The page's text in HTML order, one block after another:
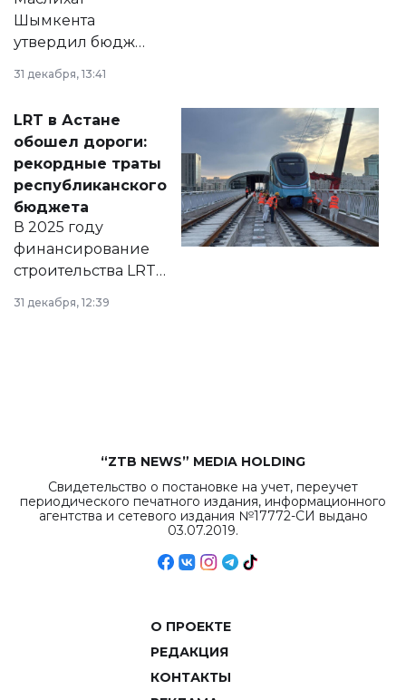
Шымкента
утвердил бюджет
города на 2026–
2028 годы.
документ
появился в базе
нормативных
правовых актов и
на сайте маслихат
города.
31 декабря, 13:41
LRT в Астане
обошел дороги:
рекордные траты
республиканского
бюджета
В 2025 году
финансирование
строительства LRT
в Астане из
республиканского
31 декабря, 12:39
“ZTB NEWS” MEDIA HOLDING
Свидетельство о постановке на учет, переучет
периодического печатного издания, информационного
агентства и сетевого издания №17772-СИ выдано
03.07.2019.
О ПРОЕКТЕ
РЕДАКЦИЯ
КОНТАКТЫ